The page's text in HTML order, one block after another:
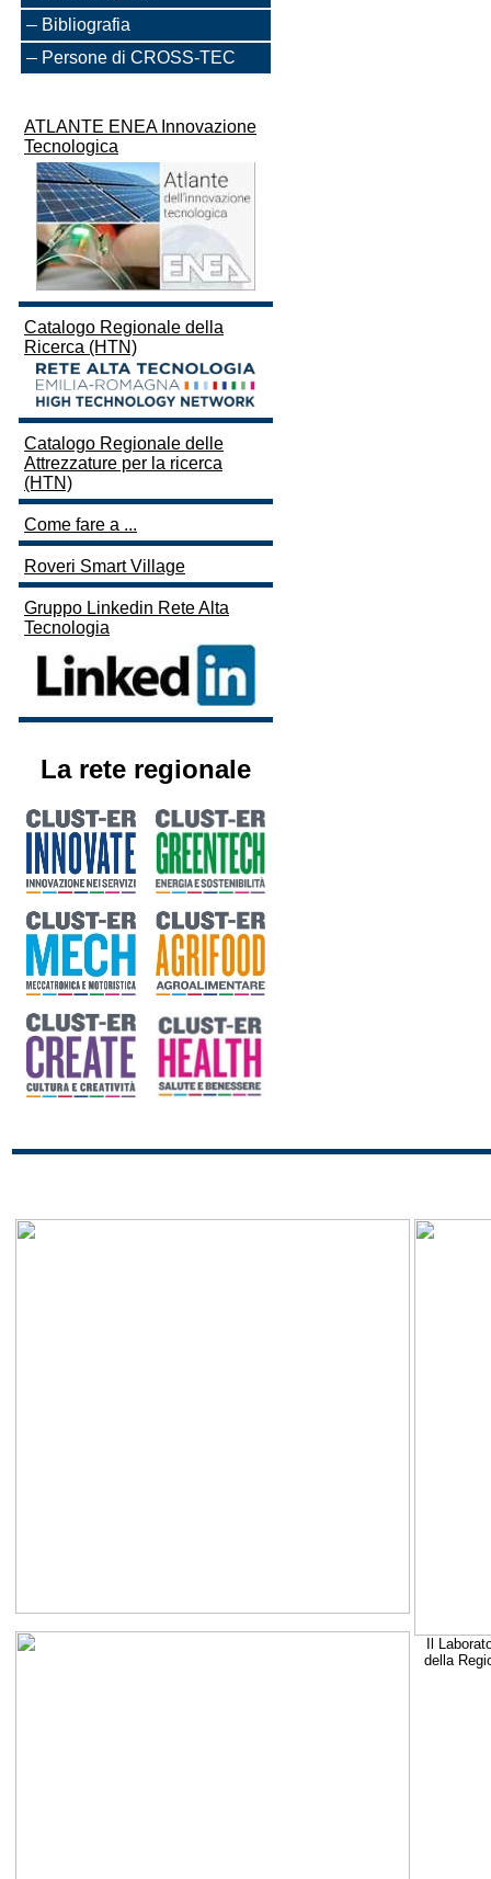
Bibliografia
Persone di CROSS-TEC
ATLANTE ENEA Innovazione
Tecnologica
Catalogo Regionale della
Ricerca (HTN)
Catalogo Regionale delle
Attrezzature per la ricerca
(HTN)
Come fare a ...
Roveri Smart Village
Gruppo Linkedin Rete Alta
Tecnologia
La rete regionale
Il
della